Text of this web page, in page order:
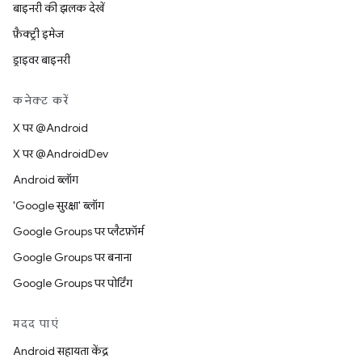
बाइनरी की झलक देखें
फ़ैक्ट्री इमेज
ड्राइवर बाइनरी
कनेक्ट करें
X पर @Android
X पर @AndroidDev
Android ब्लॉग
'Google सुरक्षा' ब्लॉग
Google Groups पर प्लैटफ़ॉर्म
Google Groups पर बनाना
Google Groups पर पोर्टिंग
मदद पाएं
Android सहायता केंद्र